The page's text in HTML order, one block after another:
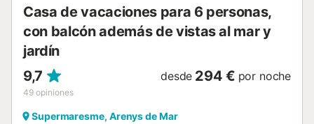
Casa de vacaciones para 6 personas,
con balcón además de vistas al mar y
jardín
9,7
49 opiniones
desde 294 € por noche
Supermaresme, Arenys de Mar